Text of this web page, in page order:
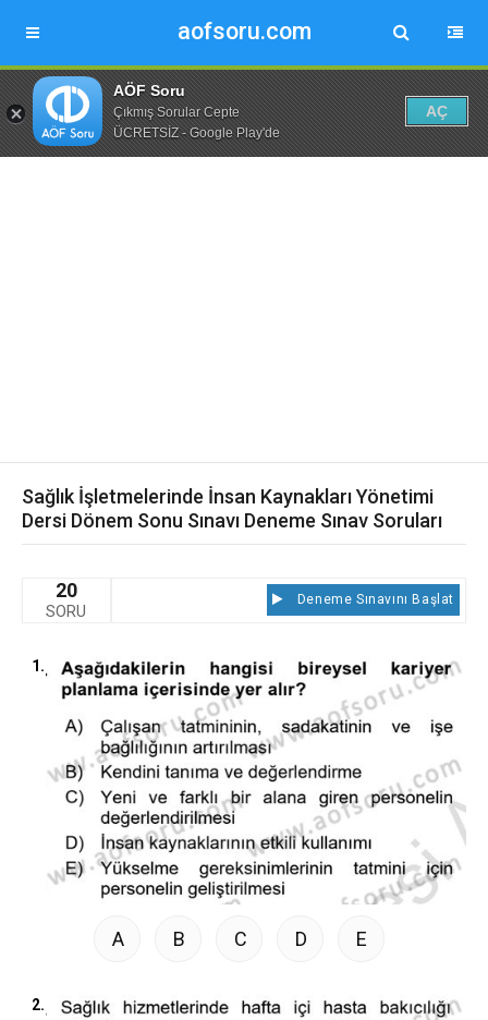
aofsoru.com
AÖF Soru
Çıkmış Sorular Cepte
ÜCRETSİZ - Google Play'de
AÇ
Sağlık İşletmelerinde İnsan Kaynakları Yönetimi
Dersi Dönem Sonu Sınavı Deneme Sınav Soruları
20
SORU
Deneme Sınavını Başlat
1.
A B C D E
2.